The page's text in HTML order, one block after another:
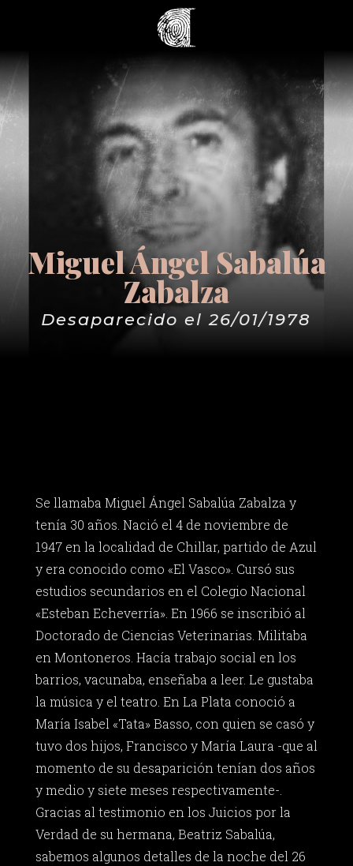
Miguel Ángel Sabalúa
Zabalza
Desaparecido el 26/01/1978
Se llamaba Miguel Ángel Sabalúa Zabalza y
tenía 30 años. Nació el 4 de noviembre de
1947 en la localidad de Chillar, partido de Azul
y era conocido como «El Vasco». Cursó sus
estudios secundarios en el Colegio Nacional
«Esteban Echeverría». En 1966 se inscribió al
Doctorado de Ciencias Veterinarias. Militaba
en Montoneros. Hacía trabajo social en los
barrios, vacunaba, enseñaba a leer. Le gustaba
la música y el teatro. En La Plata conoció a
María Isabel «Tata» Basso, con quien se casó y
tuvo dos hijos, Francisco y María Laura -que al
momento de su desaparición tenían dos años
y medio y siete meses respectivamente-.
Gracias al testimonio en los Juicios por la
Verdad de su hermana, Beatriz Sabalúa,
sabemos algunos detalles de la noche del 26